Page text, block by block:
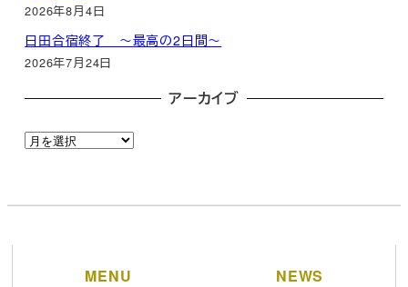
2026年8月4日
日田合宿終了 ～最高の2日間～
2026年7月24日
アーカイブ
ア
イ
MENU NEWS